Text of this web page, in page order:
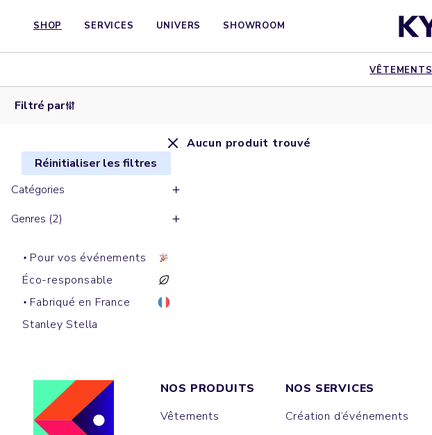
SHOP SERVICES UNIVERS SHOWROOM
VÊTEMENTS
Filtré par
Réinitialiser les filtres
Catégories
Genres (2)
Pour vos événements
Éco-responsable
Fabriqué en France
Stanley Stella
Aucun produit trouvé
NOS PRODUITS
Vêtements
NOS SERVICES
Création d’événements